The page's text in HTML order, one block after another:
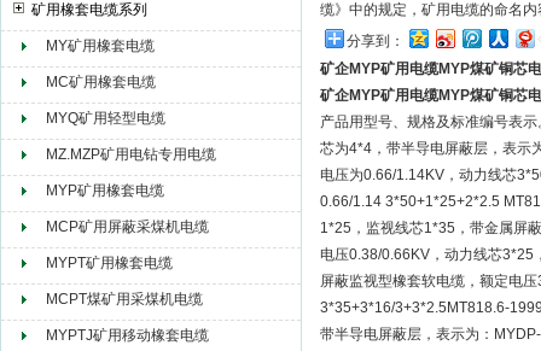
矿用橡套电缆系列
MY矿用橡套电缆
MC矿用橡套电缆
MYQ矿用轻型电缆
MZ.MZP矿用电钻专用电缆
MYP矿用橡套电缆
MCP矿用屏蔽采煤机电缆
MYPT矿用橡套电缆
MCPT煤矿用采煤机电缆
MYPTJ矿用移动橡套电缆
缆》中的规定，矿用电缆的命名
分享到：
矿企MYP矿用电缆MYP煤矿铜芯
矿企MYP矿用电缆MYP煤矿铜芯
产品用型号、规格及标准编号表
芯为4*4，带半导电屏蔽层，表示
电压为0.66/1.14KV，动力线芯
0.66/1.14 3*50+1*25+2*2.5
1*25，监视线芯1*35，带金属屏
电压0.38/0.66KV，动力线芯
屏蔽监视型橡套软电缆，额定电
3*35+3*16/3+3*2.5MT818.6-
带半导电屏蔽层，表示为：